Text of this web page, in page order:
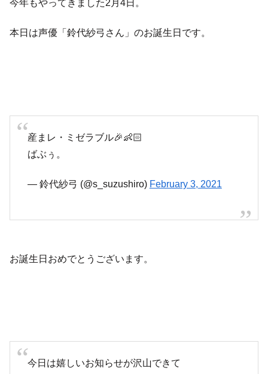
今年もやってきました2月4日。
本日は声優「鈴代紗弓さん」のお誕生日です。
産まレ・ミゼラブル🎉👶🏻
ばぶぅ。
— 鈴代紗弓 (@s_suzushiro) February 3, 2021
お誕生日おめでとうございます。
今日は嬉しいお知らせが沢山できて